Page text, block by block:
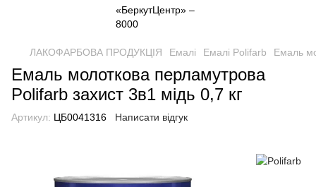
ЛАКОФАРБОВА ПРОДУКЦІЯ Емалі Емалі Polifarb Емаль
Емаль молоткова перламутрова
Polifarb захист 3в1 мідь 0,7 кг
Артикул: ЦБ0041316 Написати відгук